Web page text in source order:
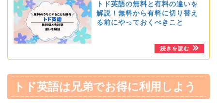
トド英語の無料と有料の違いを
解説！無料から有料に切り替え
る前にやっておくべきこと
トド英語は兄弟でお得に利用しよう